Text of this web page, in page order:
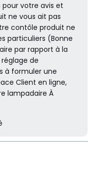
pour votre avis et
ne vous ait pas
contôle produit ne
particuliers (Bonne
par rapport à la
de
à formuler une
Client en ligne,
lampadaire À